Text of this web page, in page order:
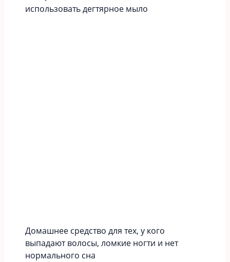
использовать дегтярное мыло
Домашнее средство для тех, у кого
выпадают волосы, ломкие ногти и нет
нормального сна